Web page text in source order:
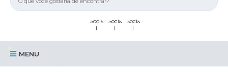
MENU